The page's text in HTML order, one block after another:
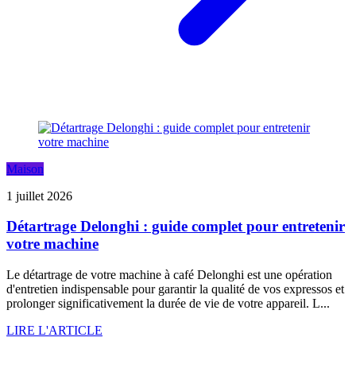
Maison
1 juillet 2026
Détartrage Delonghi : guide complet pour entretenir
votre machine
Le détartrage de votre machine à café Delonghi est une opération
d'entretien indispensable pour garantir la qualité de vos expressos et
prolonger significativement la durée de vie de votre appareil. L...
LIRE L'ARTICLE